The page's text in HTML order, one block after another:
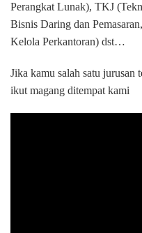
Perangkat Lunak), TKJ
Bisnis Daring dan
Kelola Perkantoran) dst…
Jika kamu salah satu jurusan
ikut magang ditempat kami